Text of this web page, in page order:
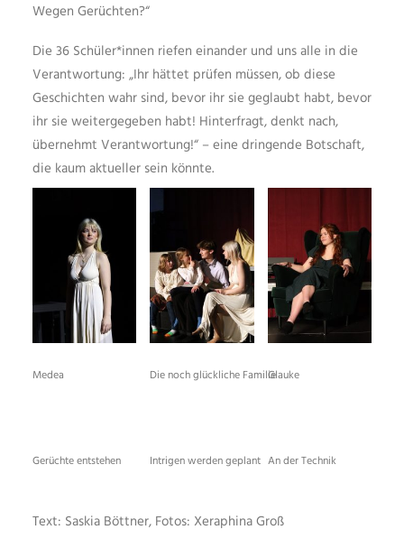
Wegen Gerüchten?“
Die 36 Schüler*innen riefen einander und uns alle in die
Verantwortung: „Ihr hättet prüfen müssen, ob diese
Geschichten wahr sind, bevor ihr sie geglaubt habt, bevor
ihr sie weitergegeben habt! Hinterfragt, denkt nach,
übernehmt Verantwortung!“ – eine dringende Botschaft,
die kaum aktueller sein könnte.
Medea Die noch glückliche FamilieGlauke
Gerüchte entstehen Intrigen werden geplant An der Technik
Text: Saskia Böttner, Fotos: Xeraphina Groß